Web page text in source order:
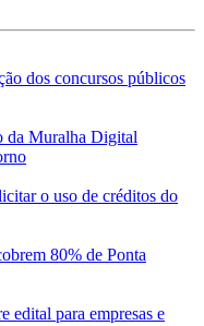
dos concursos públicos
da Muralha Digital
o uso de créditos do
80% de Ponta
edital para empresas e